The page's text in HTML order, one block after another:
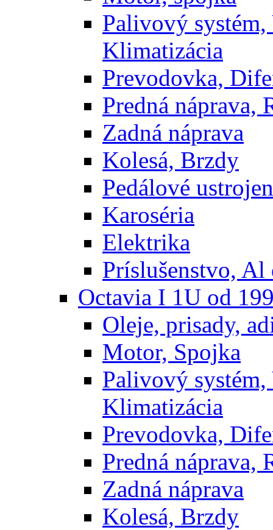
Palivový
Klimatizácia
Prevodovka,
Predná náprava,
Zadná náprava
Kolesá, Brzdy
Pedálové
Karoséria
Elektrika
Príslušenstvo, Al
Octavia I 1U od
Oleje, prisady,
Motor, Spojka
Palivový
Klimatizácia
Prevodovka,
Predná náprava,
Zadná náprava
Kolesá, Brzdy